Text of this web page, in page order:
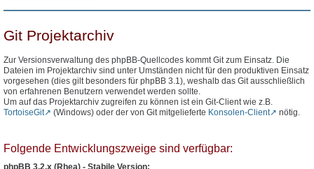
Git Projektarchiv
Zur Versionsverwaltung des phpBB-Quellcodes kommt Git zum Einsatz. Die
Dateien im Projektarchiv sind unter Umständen nicht für den produktiven Einsatz
vorgesehen (dies gilt besonders für phpBB 3.1), weshalb das Git ausschließlich
von erfahrenen Benutzern verwendet werden sollte.
Um auf das Projektarchiv zugreifen zu können ist ein Git-Client wie z.B.
TortoiseGit
(Windows) oder der von Git mitgelieferte Konsolen-Client nötig.
Folgende Entwicklungszweige sind verfügbar:
phpBB 3.2.x (Rhea) - Stabile Version: